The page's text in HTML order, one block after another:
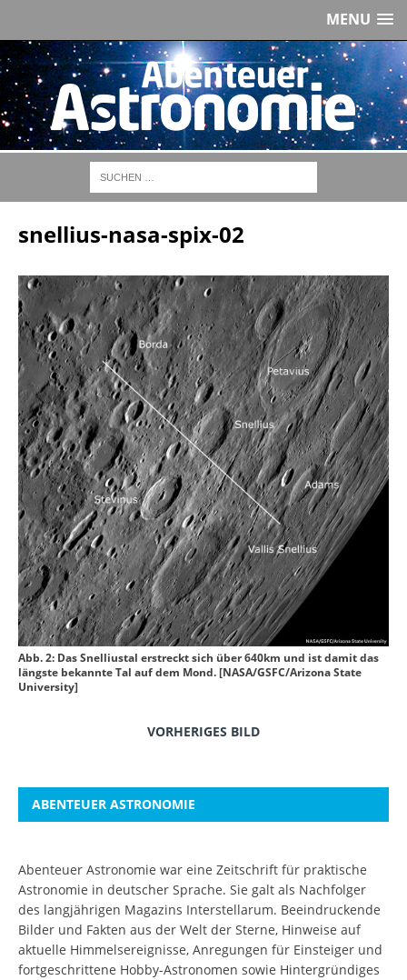
MENU
snellius-nasa-spix-02
Abb. 2: Das Snelliustal erstreckt sich über 640km und ist damit das
längste bekannte Tal auf dem Mond. [NASA/GSFC/Arizona State
University]
VORHERIGES BILD
ABENTEUER ASTRONOMIE
Abenteuer Astronomie war eine Zeitschrift für praktische
Astronomie in deutscher Sprache. Sie galt als Nachfolger
des langjährigen Magazins Interstellarum. Beeindruckende
Bilder und Fakten aus der Welt der Sterne, Hinweise auf
aktuelle Himmelsereignisse, Anregungen für Einsteiger und
fortgeschrittene Hobby-Astronomen sowie Hintergründiges